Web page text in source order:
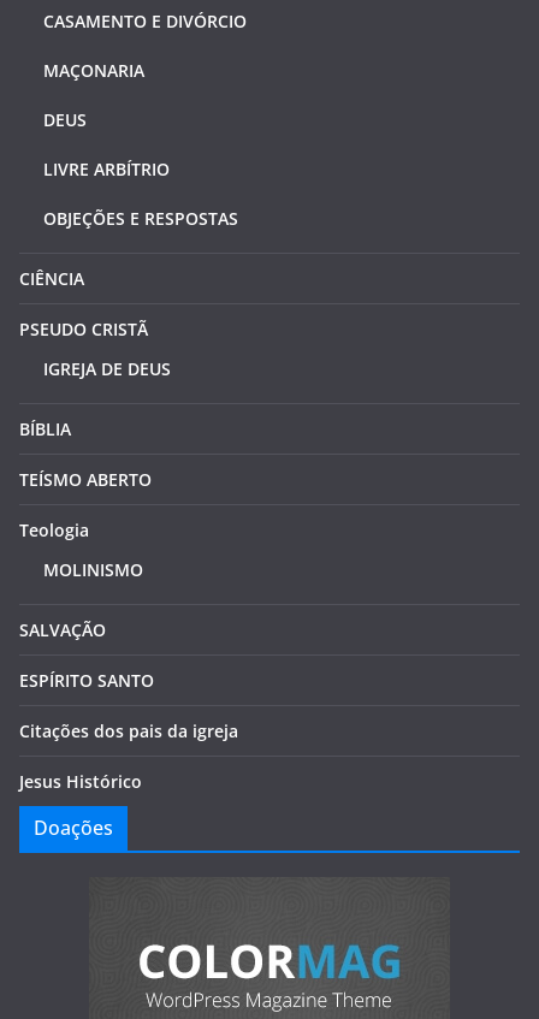
CASAMENTO E DIVÓRCIO
MAÇONARIA
DEUS
LIVRE ARBÍTRIO
OBJEÇÕES E RESPOSTAS
CIÊNCIA
PSEUDO CRISTÃ
IGREJA DE DEUS
BÍBLIA
TEÍSMO ABERTO
Teologia
MOLINISMO
SALVAÇÃO
ESPÍRITO SANTO
Citações dos pais da igreja
Jesus Histórico
Doações